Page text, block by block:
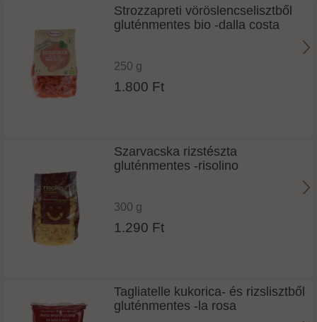
Strozzapreti vöröslencselisztből
gluténmentes bio -dalla costa
250 g
1.800 Ft
Szarvacska rizstészta
gluténmentes -risolino
300 g
1.290 Ft
Tagliatelle kukorica- és rizslisztből
gluténmentes -la rosa